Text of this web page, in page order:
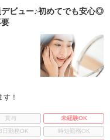
デビュー♪初めてでも安心◎
！
賞与
未経験OK
日勤務OK
時短勤務OK